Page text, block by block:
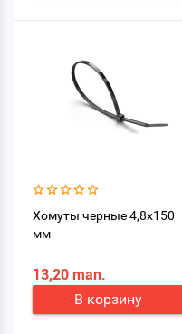
Хомуты черные 4,8х150
мм
13,20 man.
В корзину